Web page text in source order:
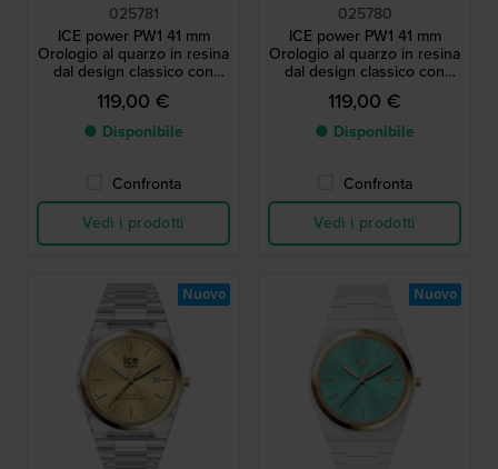
025781
ICE power PW1 41 mm
Orologio al quarzo in resina
dal design classico con
lunetta in acciaio e vetro
zaffiro
119,00 €
● Disponibile
Confronta
Vedi i prodotti
025780
ICE power PW1 41 mm
Orologio al quarzo in resina
dal design classico con
lunetta in acciaio e vetro
zaffiro
119,00 €
● Disponibile
Confronta
Vedi i prodotti
Nuovo Nuovo